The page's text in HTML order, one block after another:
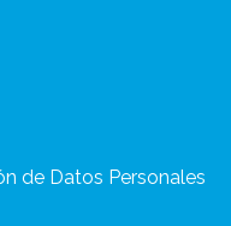
de Datos Personales